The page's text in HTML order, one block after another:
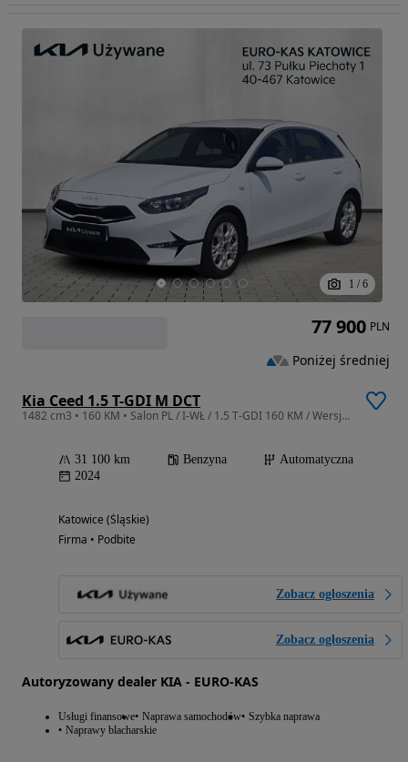
1 / 6
Kia Ceed 1.5 T-GDI M DCT
1482 cm3 • 160 KM • Salon PL / I-WŁ / 1.5 T-GDI 160 KM / Wersja M / Automat / Gwar. KIA /
31 100 km Benzyna
Automatyczna
2024
Katowice (Śląskie)
Firma • Podbite
Zobacz ogłoszenia
Zobacz ogłoszenia
Autoryzowany dealer KIA - EURO-KAS
Usługi finansowe Naprawa samochodów Szybka naprawa
Naprawy blacharskie
77 900 PLN
Poniżej średniej